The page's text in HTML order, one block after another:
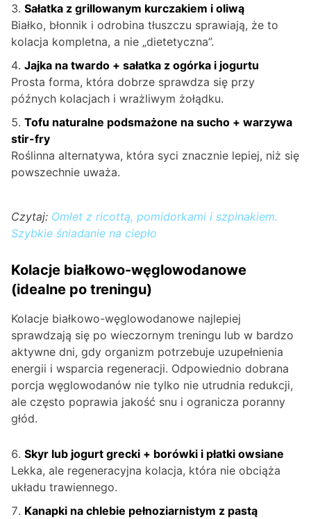
Sałatka z grillowanym kurczakiem i oliwą
Białko, błonnik i odrobina tłuszczu sprawiają, że to
kolacja kompletna, a nie „dietetyczna”.
Jajka na twardo + sałatka z ogórka i jogurtu
Prosta forma, która dobrze sprawdza się przy
późnych kolacjach i wrażliwym żołądku.
Tofu naturalne podsmażone na sucho + warzywa
stir-fry
Roślinna alternatywa, która syci znacznie lepiej, niż się
powszechnie uważa.
Czytaj: Omlet z ricottą, pomidorkami i szpinakiem.
Szybkie śniadanie na ciepło
Kolacje białkowo-węglowodanowe
(idealne po treningu)
Kolacje białkowo-węglowodanowe najlepiej
sprawdzają się po wieczornym treningu lub w bardzo
aktywne dni, gdy organizm potrzebuje uzupełnienia
energii i wsparcia regeneracji. Odpowiednio dobrana
porcja węglowodanów nie tylko nie utrudnia redukcji,
ale często poprawia jakość snu i ogranicza poranny
głód.
Skyr lub jogurt grecki + borówki i płatki owsiane
Lekka, ale regeneracyjna kolacja, która nie obciąża
układu trawiennego.
Kanapki na chlebie pełnoziarnistym z pastą